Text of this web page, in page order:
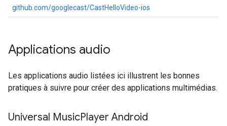
github.com/googlecast/CastHelloVideo-ios
Applications audio
Les applications audio listées ici illustrent les bonnes
pratiques à suivre pour créer des applications multimédias.
Universal MusicPlayer Android